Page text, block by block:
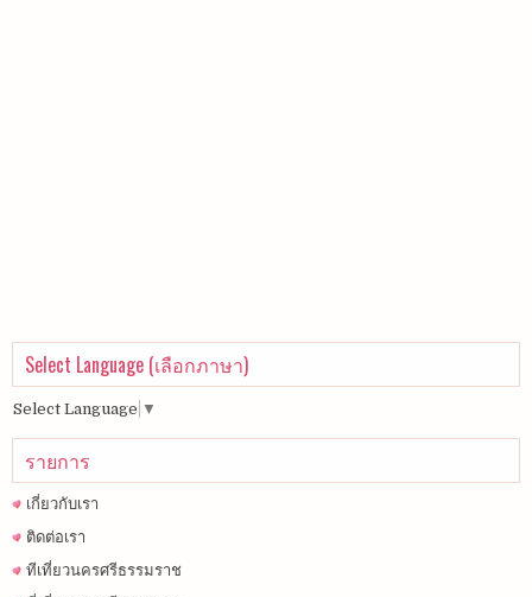
Select Language (เลือกภาษา)
Select Language ▼
รายการ
เกี่ยวกับเรา
ติดต่อเรา
ทีเที่ยวนครศรีธรรมราช